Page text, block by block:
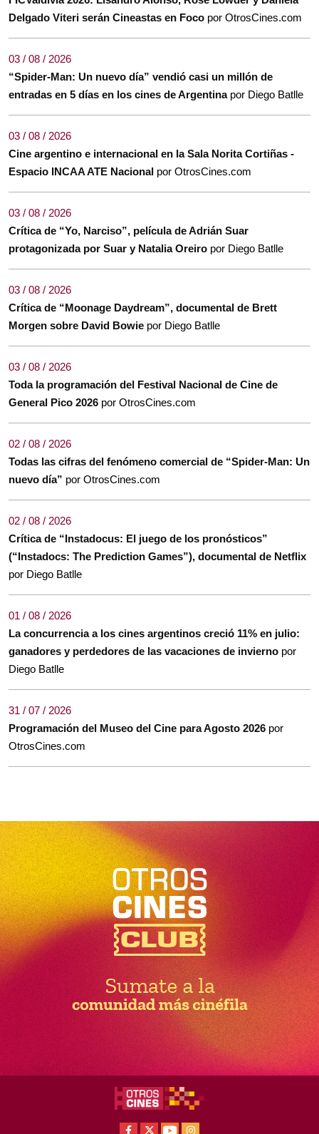
Delgado Viteri serán Cineastas en Foco por OtrosCines.com
03 / 08 / 2026
“Spider-Man: Un nuevo día” vendió casi un millón de
entradas en 5 días en los cines de Argentina por Diego Batlle
03 / 08 / 2026
Cine argentino e internacional en la Sala Norita Cortiñas -
Espacio INCAA ATE Nacional por OtrosCines.com
03 / 08 / 2026
Crítica de “Yo, Narciso”, película de Adrián Suar
protagonizada por Suar y Natalia Oreiro por Diego Batlle
03 / 08 / 2026
Crítica de “Moonage Daydream”, documental de Brett
Morgen sobre David Bowie por Diego Batlle
03 / 08 / 2026
Toda la programación del Festival Nacional de Cine de
General Pico 2026 por OtrosCines.com
02 / 08 / 2026
Todas las cifras del fenómeno comercial de “Spider-Man: Un
nuevo día” por OtrosCines.com
02 / 08 / 2026
Crítica de “Instadocus: El juego de los pronósticos”
(“Instadocs: The Prediction Games”), documental de Netflix
por Diego Batlle
01 / 08 / 2026
La concurrencia a los cines argentinos creció 11% en julio:
ganadores y perdedores de las vacaciones de invierno por
Diego Batlle
31 / 07 / 2026
Programación del Museo del Cine para Agosto 2026 por
OtrosCines.com
Facebook
X YoutubeInstagram